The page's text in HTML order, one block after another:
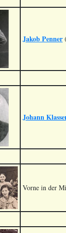
Jakob Penner
Johann
Vorne in der